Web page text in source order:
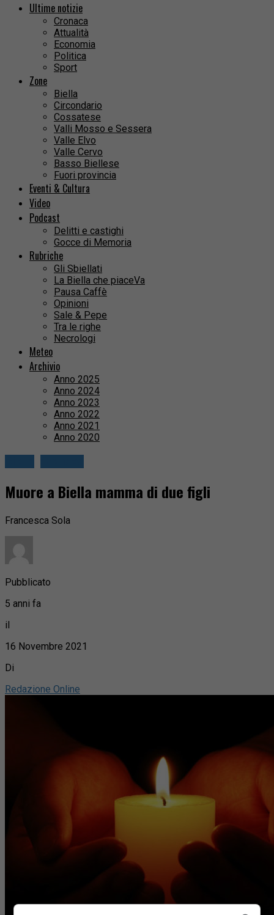
Ultime notizie
Cronaca
Attualità
Economia
Politica
Sport
Zone
Biella
Circondario
Cossatese
Valli Mosso e Sessera
Valle Elvo
Valle Cervo
Basso Biellese
Fuori provincia
Eventi & Cultura
Video
Podcast
Delitti e castighi
Gocce di Memoria
Rubriche
Gli Sbiellati
La Biella che piaceVa
Pausa Caffè
Opinioni
Sale & Pepe
Tra le righe
Necrologi
Meteo
Archivio
Anno 2025
Anno 2024
Anno 2023
Anno 2022
Anno 2021
Anno 2020
Muore a Biella mamma di due figli
Francesca Sola
Pubblicato
5 anni fa
il
16 Novembre 2021
Di
Redazione Online